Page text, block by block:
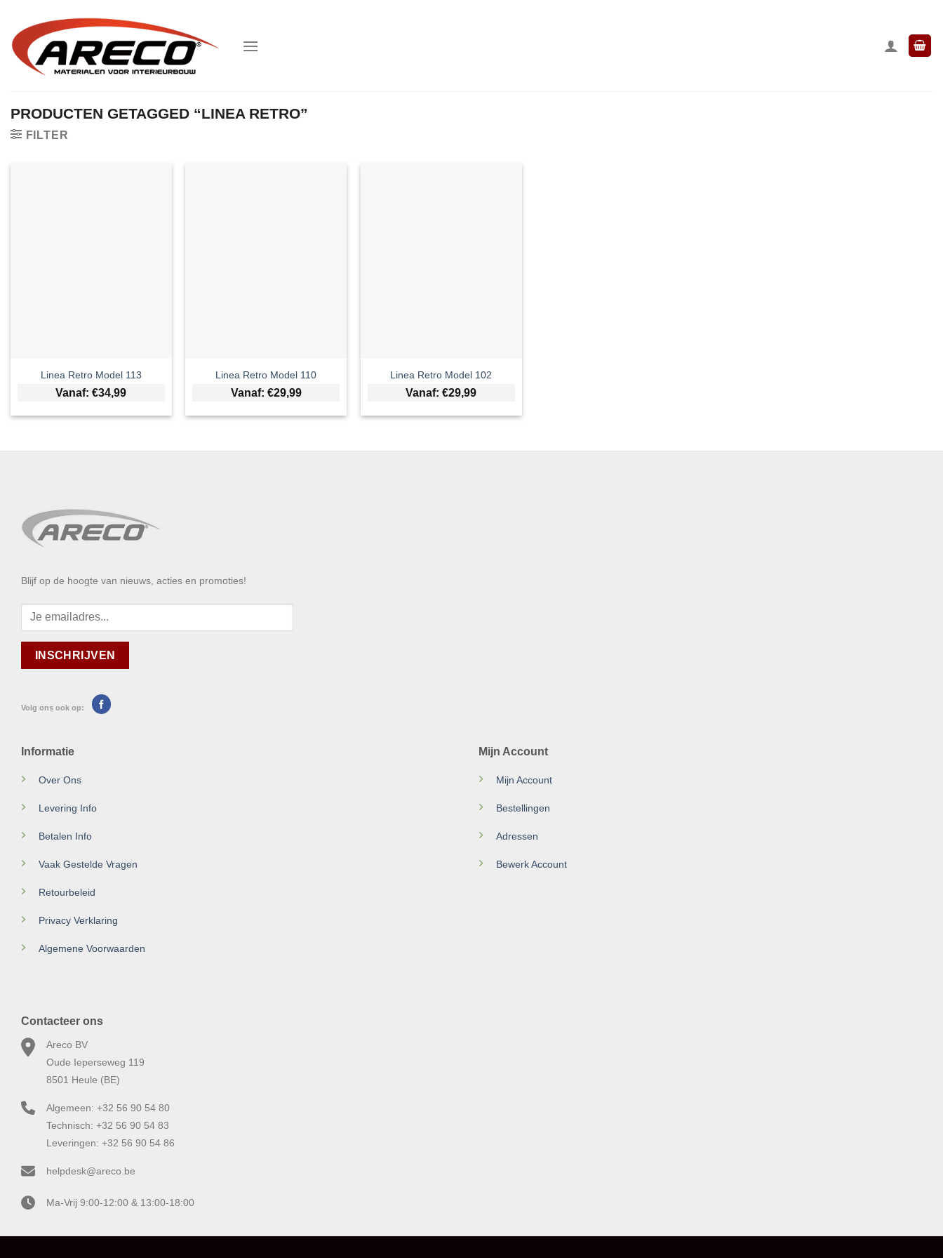
inhoud
PRODUCTEN GETAGGED “LINEA RETRO”
FILTER
Linea Retro Model 113
Vanaf:€34,99
Linea Retro Model 110
Vanaf: €29,99
Linea Retro Model 102
Vanaf:€29,99
Blijf op de hoogte van nieuws, acties en promoties!
Volg ons ook op:
Informatie
Over Ons
Levering Info
Betalen Info
Vaak Gestelde Vragen
Retourbeleid
Privacy Verklaring
Algemene Voorwaarden
Mijn Account
Mijn Account
Bestellingen
Adressen
Bewerk Account
Contacteer ons
Areco BV
Oude Ieperseweg 119
8501 Heule (BE)
Algemeen: +32 56 90 54 80
Technisch: +32 56 90 54 83
Leveringen: +32 56 90 54 86
helpdesk@areco.be
Ma-Vrij 9:00-12:00 & 13:00-18:00